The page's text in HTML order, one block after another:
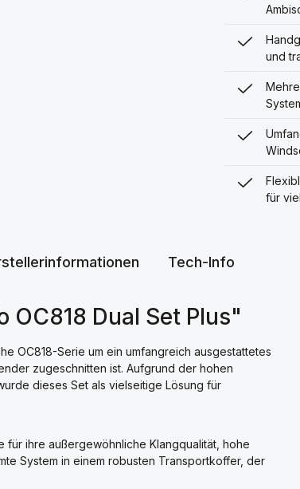
und
für
Tech-Info
Dual Set Plus"
OC818-Serie um ein umfangreich ausgestattetes
zugeschnitten ist. Aufgrund der hohen
dieses Set als vielseitige Lösung für
für ihre außergewöhnliche Klangqualität, hohe
System in einem robusten Transportkoffer, der